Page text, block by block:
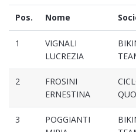
Pos. Nome
1
VIGNALI
LUCREZIA
2
FROSINI
ERNESTINA
3
POGGIANTI